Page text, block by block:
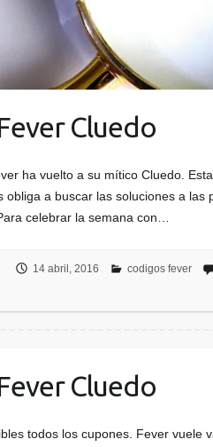
Cluedo
ha vuelto a su mítico Cluedo.
obliga a buscar las soluciones a
celebrar la semana con…
14 abril, 2016 codigos fever
Cluedo
todos los cupones. Fever vuele